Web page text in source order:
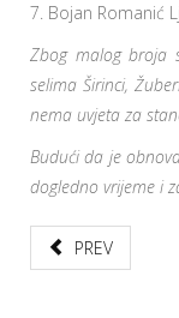
7. Bojan Romanić
Zbog malog broja
selima Širinci,
nema uvjeta za
Budući da je
dogledno vrijeme i
PREV